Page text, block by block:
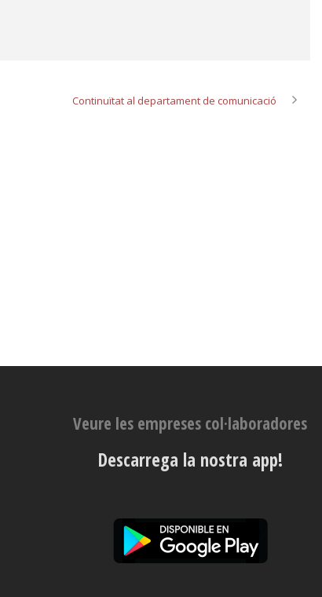
Continuïtat al departament de comunicació
Veure les empreses col·laboradores
Descarrega la nostra app!